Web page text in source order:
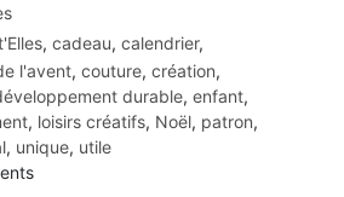
, cadeau, calendrier,
l'avent, couture, création,
durable, enfant,
, loisirs créatifs, Noël, patron,
, unique, utile